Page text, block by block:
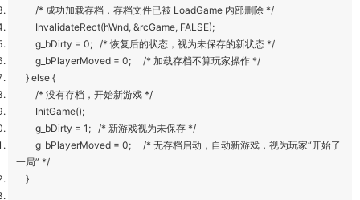
/* 成功加载存档，存档文件已被 LoadGame 内部删除 */
InvalidateRect(hWnd, &rcGame, FALSE);
g_bDirty = 0; /* 恢复后的状态，视为未保存的新状态 */
g_bPlayerMoved = 0; /* 加载存档不算玩家操作 */
} else {
/* 没有存档，开始新游戏 */
InitGame();
g_bDirty = 1; /* 新游戏视为未保存 */
g_bPlayerMoved = 0; /* 无存档启动，自动新游戏，视为玩家“开始了
一局” */
}